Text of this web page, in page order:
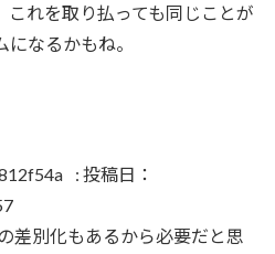
これを取り払っても同じことが
なるかもね。
: 投稿日：
差別化もあるから必要だと思